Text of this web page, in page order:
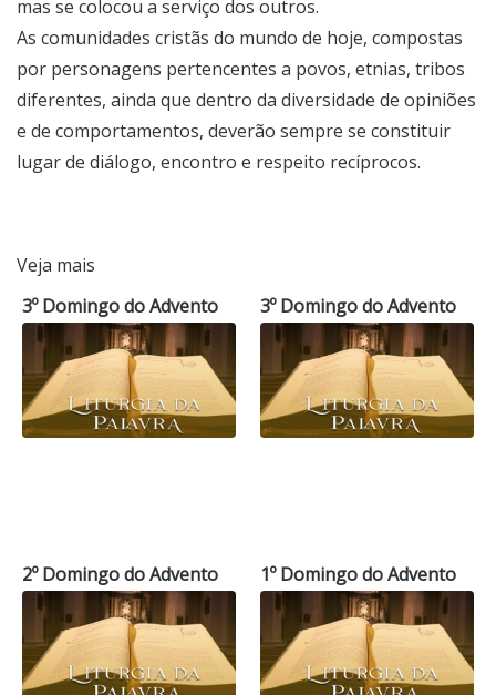
mas se colocou a serviço dos outros.
As comunidades cristãs do mundo de hoje, compostas
por personagens pertencentes a povos, etnias, tribos
diferentes, ainda que dentro da diversidade de opiniões
e de comportamentos, deverão sempre se constituir
lugar de diálogo, encontro e respeito recíprocos.
Veja mais
3º Domingo do Advento
3º Domingo do Advento
2º Domingo do Advento 1º Domingo do Advento